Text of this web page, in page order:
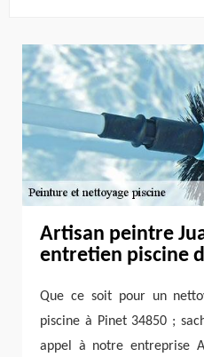
Artisan peintre
entretien piscine
Que ce soit pour un
piscine à Pinet 34850 ;
appel à notre entreprise